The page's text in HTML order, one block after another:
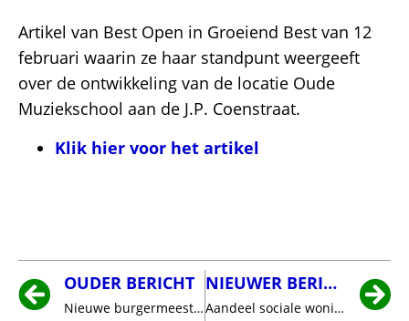
Artikel van Best Open in Groeiend Best van 12
februari waarin ze haar standpunt weergeeft
over de ontwikkeling van de locatie Oude
Muziekschool aan de J.P. Coenstraat.
Klik hier voor het artikel
OUDER BERICHT
Nieuwe burgermeester van Best
NIEUWER BERICHT
Aandeel sociale woningbouw moet omhoog